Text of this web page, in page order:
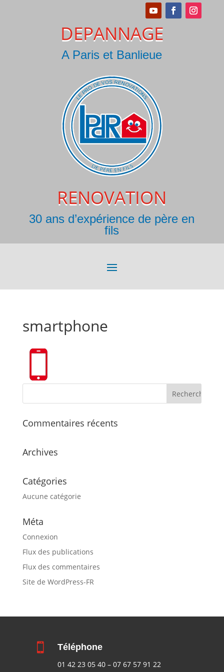
DEPANNAGE
A Paris et Banlieue
RENOVATION
30 ans d’expérience de père en
fils
smartphone
Commentaires récents
Archives
Catégories
Aucune catégorie
Méta
Connexion
Flux des publications
Flux des commentaires
Site de WordPress-FR
 Téléphone
01 42 23 05 40– 07 67 57 91 22